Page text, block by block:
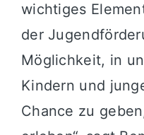
wichtiges
der
Möglichkeit, in
Kindern und
Chance zu